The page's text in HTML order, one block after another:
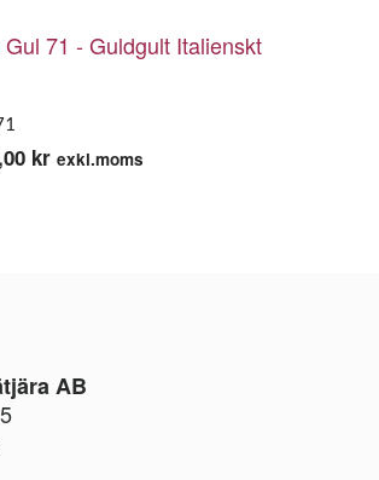
alternativen
krPrisintervall:
exkl.moms
AB